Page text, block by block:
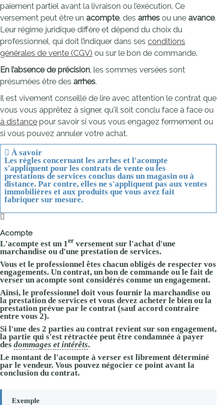
paiement partiel avant la livraison ou l’exécution. Ce
versement peut être un acompte, des arrhes ou une avance.
Leur régime juridique diffère et dépend du choix du
professionnel, qui doit l’indiquer dans ses conditions
générales de vente (CGV) ou sur le bon de commande.
En l’absence de précision, les sommes versées sont
présumées être des arrhes.
Il est vivement conseillé de lire avec attention le contrat que
vous vous apprêtez à signer, qu'il soit conclu face à face ou
à distance pour savoir si vous vous engagez fermement ou
si vous pouvez annuler votre achat.
À savoir
Les règles concernant les arrhes et l'acompte
s'appliquent pour les contrats de vente ou les
prestations de services conclusdans un magasin ouà
distance. Par contre, ellesne s'appliquent pas auxventes
immobilières et auxproduits que vous avez fait
fabriquersur mesure.
Acompte
L'acompte est un 1 er versement sur l'achat d'une
marchandise ou d'une prestation de services.
Vous et le professionnel êtes chacun obligés de respecter vos
engagements. Un contrat, un bon de commande ou le fait de
verser un acompte sont considérés comme un engagement.
Ainsi, le professionnel doit vous fournir la marchandise ou
la prestation de services et vous devez acheter le bien ou la
prestation prévue par le contrat (sauf accord contraire
entre vous 2).
Si l'une des 2 parties au contrat revient sur son engagement,
la partie qui s'est rétractée peut être condamnée à payer
des dommages et intérêts.
Le montant de l'acompte à verser est librement déterminé
par le vendeur. Vous pouvez négocier ce point avant la
conclusion du contrat.
Exemple